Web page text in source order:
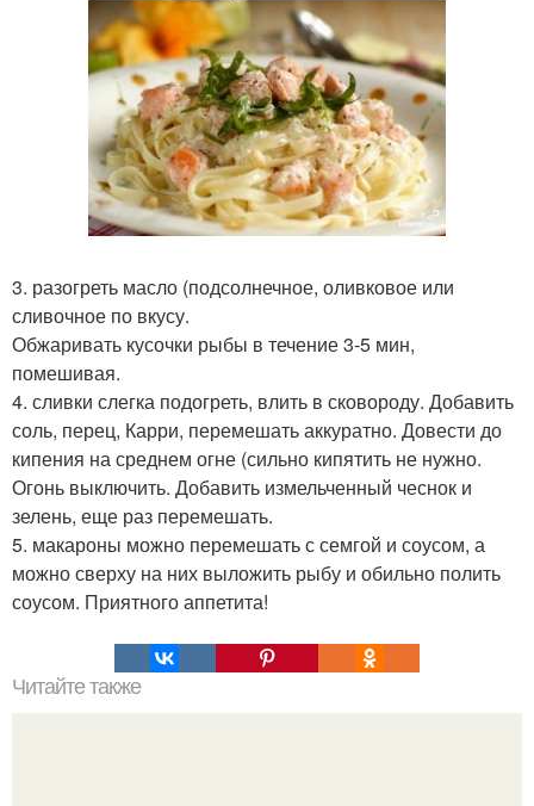
3. разогреть масло (подсолнечное, оливковое или
сливочное по вкусу.
Обжаривать кусочки рыбы в течение 3-5 мин,
помешивая.
4. сливки слегка подогреть, влить в сковороду. Добавить
соль, перец, Карри, перемешать аккуратно. Довести до
кипения на среднем огне (сильно кипятить не нужно.
Огонь выключить. Добавить измельченный чеснок и
зелень, еще раз перемешать.
5. макароны можно перемешать с семгой и соусом, а
можно сверху на них выложить рыбу и обильно полить
соусом. Приятного аппетита!
Читайте также